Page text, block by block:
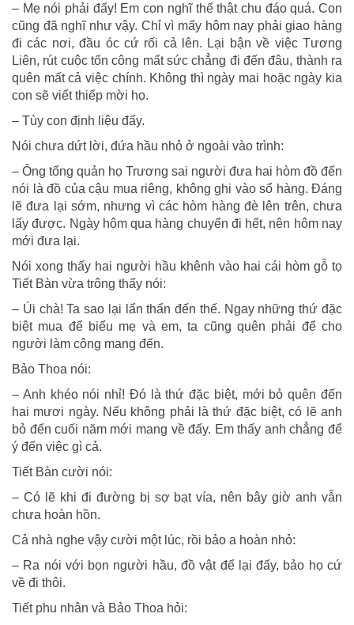
– Mẹ nói phải đấy! Em con nghĩ thế thật chu đáo quá. Con
cũng đã nghĩ như vậy. Chỉ vì mấy hôm nay phải giao hàng
đi các nơi, đầu óc cứ rối cả lên. Lại bận về việc Tương
Liên, rút cuộc tốn công mất sức chẳng đi đến đâu, thành ra
quên mất cả việc chính. Không thì ngày mai hoặc ngày kia
con sẽ viết thiếp mời họ.
– Tùy con định liệu đấy.
Nói chưa dứt lời, đứa hầu nhỏ ở ngoài vào trình:
– Ông tổng quản họ Trương sai người đưa hai hòm đồ đến
nói là đồ của cậu mua riêng, không ghi vào sổ hàng. Đáng
lẽ đưa lại sớm, nhưng vì các hòm hàng đè lên trên, chưa
lấy được. Ngày hôm qua hàng chuyển đi hết, nên hôm nay
mới đưa lại.
Nói xong thấy hai người hầu khênh vào hai cái hòm gỗ tọ
Tiết Bàn vừa trông thấy nói:
– Úi chà! Ta sao lại lẩn thẩn đến thế. Ngay những thứ đặc
biệt mua để biếu mẹ và em, ta cũng quên phải để cho
người làm công mang đến.
Bảo Thoa nói:
– Anh khéo nói nhỉ! Đó là thứ đặc biệt, mới bỏ quên đến
hai mươi ngày. Nếu không phải là thứ đặc biệt, có lẽ anh
bỏ đến cuối năm mới mang về đấy. Em thấy anh chẳng để
ý đến việc gì cả.
Tiết Bàn cười nói:
– Có lẽ khi đi đường bị sợ bạt vía, nên bây giờ anh vẫn
chưa hoàn hồn.
Cả nhà nghe vậy cười một lúc, rồi bảo a hoàn nhỏ:
– Ra nói với bọn người hầu, đồ vật để lại đấy, bảo họ cứ
về đi thôi.
Tiết phu nhân và Bảo Thoa hỏi: